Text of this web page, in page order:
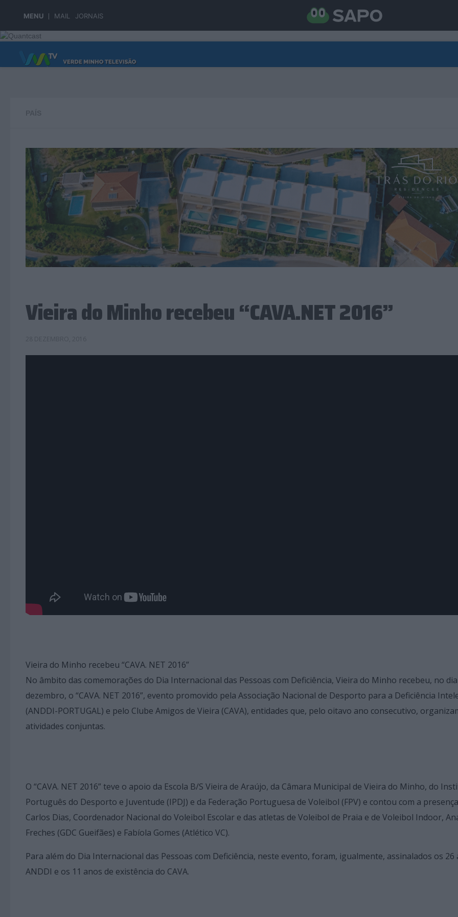
MENU MAIL JORNAIS
Skip to content
Vieira do Minho recebeu “CAVA.NET 2016”
Vieira do Minho recebeu “CAVA. NET 2016”
No âmbito das comemorações do Dia Internacional das Pessoas com Deficiência, Vieira do Minho recebeu, no
dezembro, o “CAVA. NET 2016”, evento promovido pela Associação Nacional de Desporto para a Deficiência
(ANDDI-PORTUGAL) e pelo Clube Amigos de Vieira (CAVA), entidades que, pelo oitavo ano consecutivo,
atividades conjuntas.
O “CAVA. NET 2016” teve o apoio da Escola B/S Vieira de Araújo, da Câmara Municipal de Vieira do Minho, do
Português do Desporto e Juventude (IPDJ) e da Federação Portuguesa de Voleibol (FPV) e contou com a
Carlos Dias, Coordenador Nacional do Voleibol Escolar e das atletas de Voleibol de Praia e de Voleibol Indoor,
Freches (GDC Gueifães) e Fabíola Gomes (Atlético VC).
Para além do Dia Internacional das Pessoas com Deficiência, neste evento, foram, igualmente, assinalados os 26
ANDDI e os 11 anos de existência do CAVA.